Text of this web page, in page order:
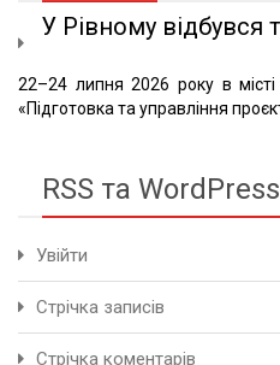
У Рівному відбувся
22–24 липня 2026 року в місті
«Підготовка та управління
RSS та
Увійти
Стрічка записів
Стрічка коментарів